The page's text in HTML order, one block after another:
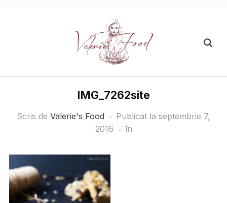
IMG_7262site
Scris de Valerie's Food Publicat la septembrie 7,
2016
în